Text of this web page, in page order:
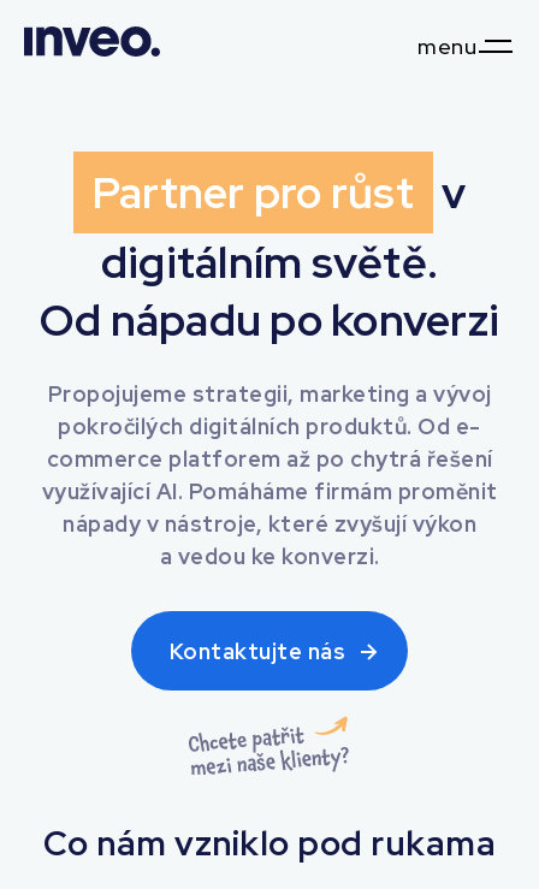
menu
Partner pro růst v
digitálním světě.
Od nápadu po konverzi
Propojujeme strategii, marketing a vývoj
pokročilých digitálních produktů. Od e-
commerce platforem až po chytrá řešení
využívající AI. Pomáháme firmám proměnit
nápady v nástroje, které zvyšují výkon
a vedou ke konverzi.
Kontaktujte nás
Co nám vzniklo pod rukama